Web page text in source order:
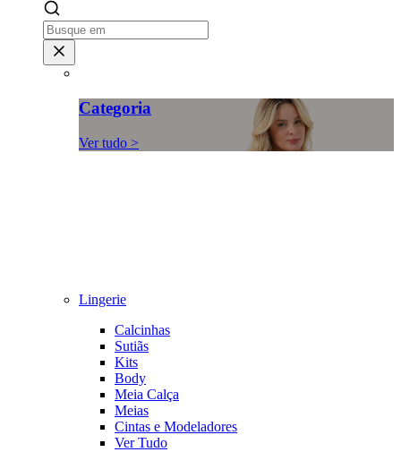
Categoria
Ver tudo >
Lingerie
Calcinhas
Sutiãs
Kits
Body
Meia Calça
Meias
Cintas e Modeladores
Ver Tudo